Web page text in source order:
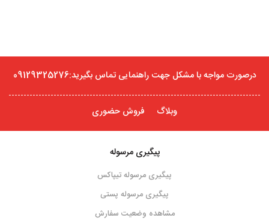
درصورت مواجه با مشکل جهت راهنمایی تماس بگیرید:09129325276
وبلاگ فروش حضوری
پیگیری مرسوله
پیگیری مرسوله تیپاکس
پیگیری مرسوله پستی
مشاهده وضعیت سفارش